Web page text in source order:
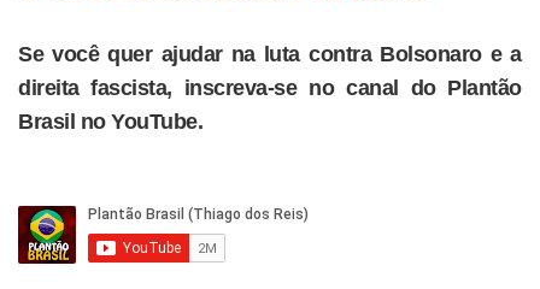
Se você quer ajudar na luta contra Bolsonaro e a
direita fascista, inscreva-se no canal do Plantão
Brasil no YouTube.